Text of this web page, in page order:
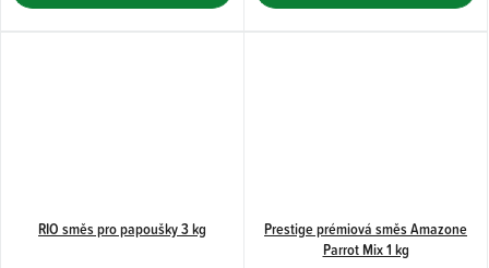
5
5
RIO směs pro papoušky 3 kg
Prestige prémiová směs Amazone
Parrot Mix 1 kg